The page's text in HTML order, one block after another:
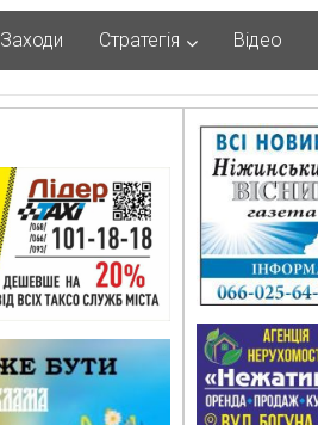
Заходи Стратегія Відео